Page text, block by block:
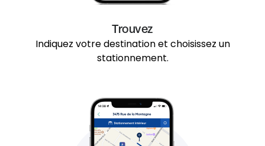
Trouvez
Indiquez votre destination et choisissez un
stationnement.